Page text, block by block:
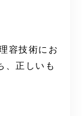
容技術にお
、正しいも